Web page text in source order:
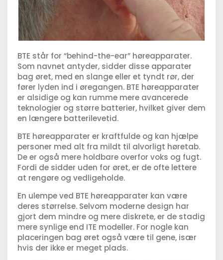
BTE står for “behind-the-ear” høreapparater.
Som navnet antyder, sidder disse apparater
bag øret, med en slange eller et tyndt rør, der
fører lyden ind i øregangen. BTE høreapparater
er alsidige og kan rumme mere avancerede
teknologier og større batterier, hvilket giver dem
en længere batterilevetid.
BTE høreapparater er kraftfulde og kan hjælpe
personer med alt fra mildt til alvorligt høretab.
De er også mere holdbare overfor voks og fugt.
Fordi de sidder uden for øret, er de ofte lettere
at rengøre og vedligeholde.
En ulempe ved BTE høreapparater kan være
deres størrelse. Selvom moderne design har
gjort dem mindre og mere diskrete, er de stadig
mere synlige end ITE modeller. For nogle kan
placeringen bag øret også være til gene, især
hvis der ikke er meget plads.